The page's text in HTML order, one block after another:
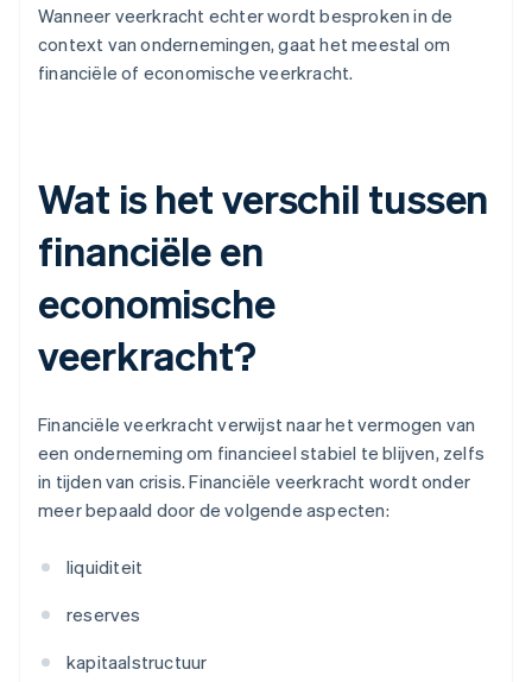
Wanneer veerkracht echter wordt besproken in de
context van ondernemingen, gaat het meestal om
financiële of economische veerkracht.
Wat is het verschil tussen
financiële en
economische
veerkracht?
Financiële veerkracht verwijst naar het vermogen van
een onderneming om financieel stabiel te blijven, zelfs
in tijden van crisis. Financiële veerkracht wordt onder
meer bepaald door de volgende aspecten:
liquiditeit
reserves
kapitaalstructuur